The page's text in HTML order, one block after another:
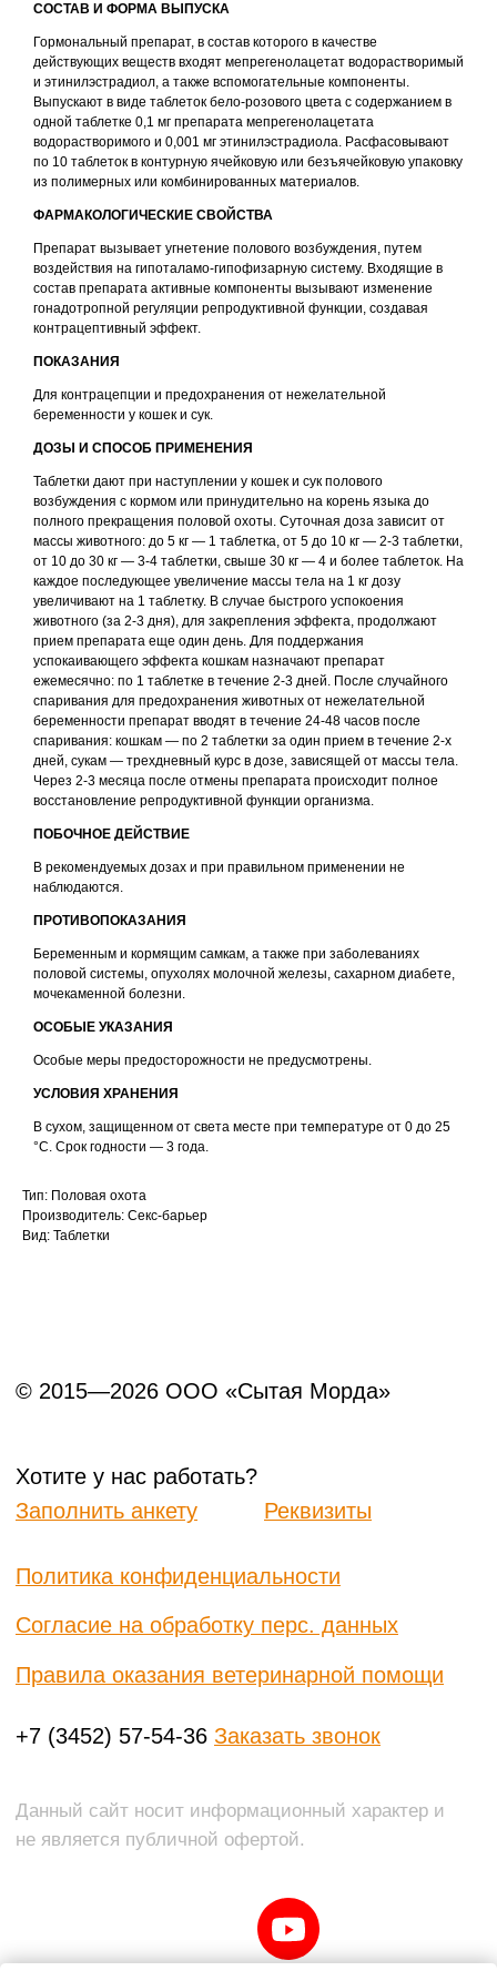
Вакцинация кроликов
Вакцинация хорьков
СОСТАВ И ФОРМА ВЫПУСКА
Гормональный препарат, в состав которого в качестве
действующих веществ входят мепрегенолацетат водорастворимый
и этинилэстрадиол, а также вспомогательные компоненты.
Выпускают в виде таблеток бело-розового цвета с содержанием в
одной таблетке 0,1 мг препарата мепрегенолацетата
водорастворимого и 0,001 мг этинилэстрадиола. Расфасовывают
по 10 таблеток в контурную ячейковую или безъячейковую упаковку
из полимерных или комбинированных материалов.
ФАРМАКОЛОГИЧЕСКИЕ СВОЙСТВА
Препарат вызывает угнетение полового возбуждения, путем
воздействия на гипоталамо-гипофизарную систему. Входящие в
состав препарата активные компоненты вызывают изменение
гонадотропной регуляции репродуктивной функции, создавая
контрацептивный эффект.
ПОКАЗАНИЯ
Для контрацепции и предохранения от нежелательной
беременности у кошек и сук.
ДОЗЫ И СПОСОБ ПРИМЕНЕНИЯ
Таблетки дают при наступлении у кошек и сук полового
возбуждения с кормом или принудительно на корень языка до
полного прекращения половой охоты. Суточная доза зависит от
массы животного: до 5 кг — 1 таблетка, от 5 до 10 кг — 2-3 таблетки,
от 10 до 30 кг — 3-4 таблетки, свыше 30 кг — 4 и более таблеток. На
каждое последующее увеличение массы тела на 1 кг дозу
увеличивают на 1 таблетку. В случае быстрого успокоения
животного (за 2-3 дня), для закрепления эффекта, продолжают
прием препарата еще один день. Для поддержания
успокаивающего эффекта кошкам назначают препарат
ежемесячно: по 1 таблетке в течение 2-3 дней. После случайного
спаривания для предохранения животных от нежелательной
беременности препарат вводят в течение 24-48 часов после
спаривания: кошкам — по 2 таблетки за один прием в течение 2-х
дней, сукам — трехдневный курс в дозе, зависящей от массы тела.
Через 2-3 месяца после отмены препарата происходит полное
восстановление репродуктивной функции организма.
ПОБОЧНОЕ ДЕЙСТВИЕ
В рекомендуемых дозах и при правильном применении не
наблюдаются.
ПРОТИВОПОКАЗАНИЯ
Беременным и кормящим самкам, а также при заболеваниях
половой системы, опухолях молочной железы, сахарном диабете,
мочекаменной болезни.
ОСОБЫЕ УКАЗАНИЯ
Особые меры предосторожности не предусмотрены.
УСЛОВИЯ ХРАНЕНИЯ
В сухом, защищенном от света месте при температуре от 0 до 25
°С. Срок годности — 3 года.
Тип: Половая охота
Производитель: Секс-барьер
Вид: Таблетки
© 2015—2026 ООО «Сытая Морда»
не является публичной офертой.
Политика конфиденциальности
Согласие на обработку перс. данных
+7 (3452) 57-54-36Заказать звонок
Хотите у нас работать?
Заполнить анкету Реквизиты